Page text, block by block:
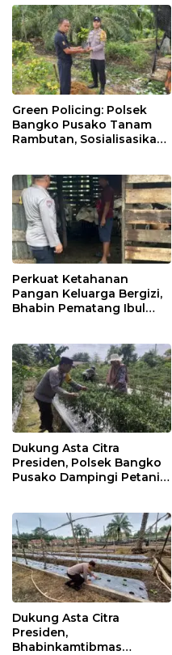
Green Policing: Polsek
Bangko Pusako Tanam
Rambutan, Sosialisasikan
Perkuat Ketahanan
Pangan Keluarga Bergizi,
Bhabin Pematang Ibul
Dukung Asta Citra
Presiden, Polsek Bangko
Pusako Dampingi Petani
Dukung Asta Citra
Presiden,
Bhabinkamtibmas